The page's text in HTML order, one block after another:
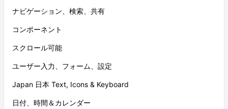
ナビゲーション、検索、共有
コンポーネント
スクロール可能
ユーザー入力、フォーム、設定
Japan 日本 Text, Icons & Keyboard
日付、時間＆カレンダー